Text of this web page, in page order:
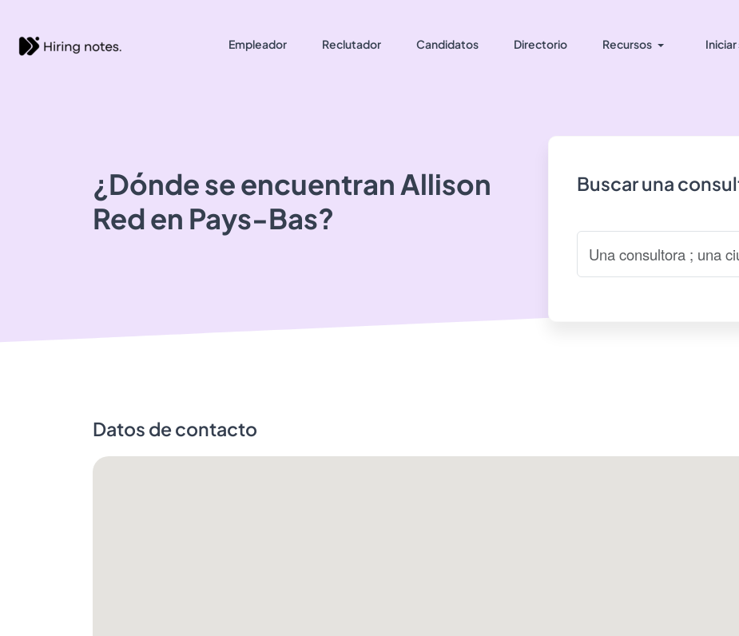
Empleador Reclutador Candidatos Directorio Recursos
¿Dónde se encuentran Allison
Reden Pays-Bas?
Buscar una
Datos de contacto